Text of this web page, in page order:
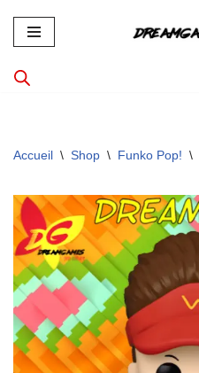
Aller
au
contenu
Accueil \ Shop \ Funko Pop! \